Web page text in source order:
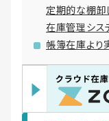
定期的な棚卸
在庫管理シス
帳簿在庫よ